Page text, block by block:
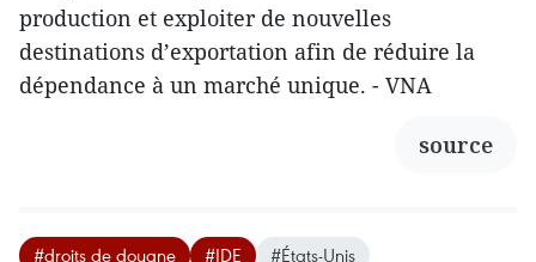
production et exploiter de nouvelles
destinations d’exportation afin de réduire la
dépendance à un marché unique. - VNA
source
#droits de douane #IDE #États-Unis